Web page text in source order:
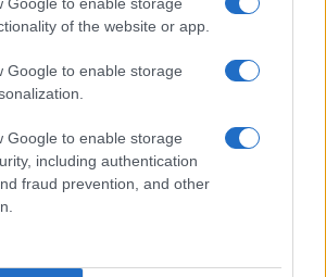
of the website or app.
Google to enable storage
Google to enable storage
including authentication
fraud prevention, and other